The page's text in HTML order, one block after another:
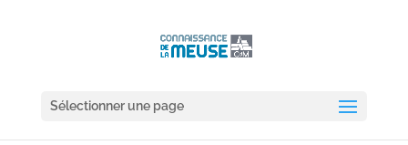
Sélectionner une page